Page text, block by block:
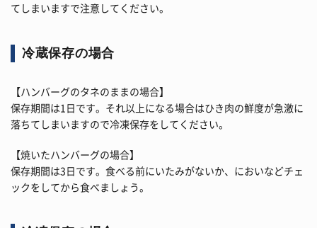
てしまいますで注意してください。
冷蔵保存の場合
【ハンバーグのタネのままの場合】
保存期間は1日です。それ以上になる場合はひき肉の鮮度が急激に
落ちてしまいますので冷凍保存をしてください。
【焼いたハンバーグの場合】
保存期間は3日です。食べる前にいたみがないか、においなどチェ
ックをしてから食べましょう。